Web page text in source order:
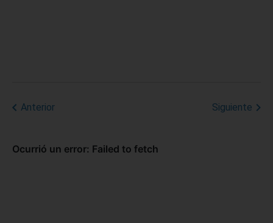
Anterior Siguiente